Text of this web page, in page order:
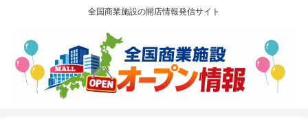
全国商業施設の開店情報発信サイト